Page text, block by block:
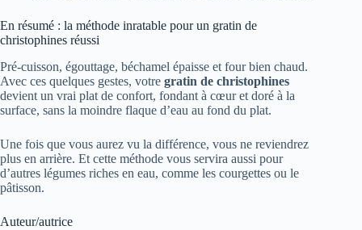
En résumé : la méthode inratable pour un gratin de
christophines réussi
Pré-cuisson, égouttage, béchamel épaisse et four bien chaud.
Avec ces quelques gestes, votre gratin de christophines
devient un vrai plat de confort, fondant à cœur et doré à la
surface, sans la moindre flaque d’eau au fond du plat.
Une fois que vous aurez vu la différence, vous ne reviendrez
plus en arrière. Et cette méthode vous servira aussi pour
d’autres légumes riches en eau, comme les courgettes ou le
pâtisson.
Auteur/autrice